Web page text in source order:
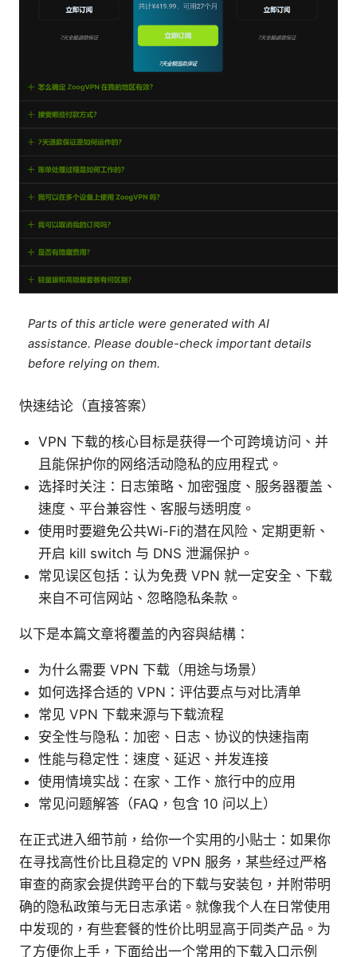
Parts of this article were generated with AI
assistance. Please double-check important details
before relying on them.
快速结论（直接答案）
VPN 下载的核心目标是获得一个可跨境访问、并
且能保护你的网络活动隐私的应用程式。
选择时关注：日志策略、加密强度、服务器覆盖、
速度、平台兼容性、客服与透明度。
使用时要避免公共Wi-Fi的潜在风险、定期更新、
开启 kill switch 与 DNS 泄漏保护。
常见误区包括：认为免费 VPN 就一定安全、下载
来自不可信网站、忽略隐私条款。
以下是本篇文章将覆盖的內容與結構：
为什么需要 VPN 下载（用途与场景）
如何选择合适的 VPN：评估要点与对比清单
常见 VPN 下载来源与下载流程
安全性与隐私：加密、日志、协议的快速指南
性能与稳定性：速度、延迟、并发连接
使用情境实战：在家、工作、旅行中的应用
常见问题解答（FAQ，包含 10 问以上）
在正式进入细节前，给你一个实用的小贴士：如果你
在寻找高性价比且稳定的 VPN 服务，某些经过严格
审查的商家会提供跨平台的下载与安装包，并附带明
确的隐私政策与无日志承诺。就像我个人在日常使用
中发现的，有些套餐的性价比明显高于同类产品。为
了方便你上手，下面给出一个常用的下载入口示例